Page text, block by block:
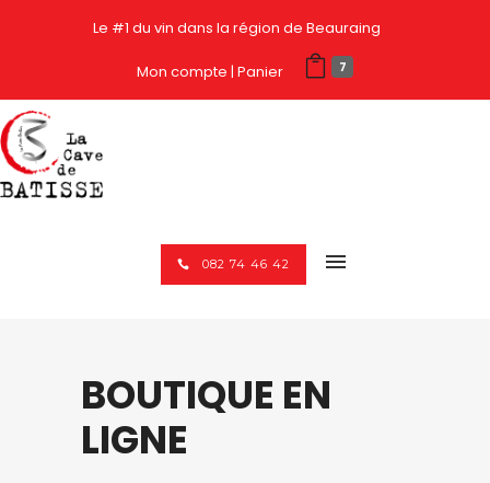
Le #1 du vin dans la région de Beauraing
Mon compte Panier 7
082 74 46 42
BOUTIQUE EN
LIGNE